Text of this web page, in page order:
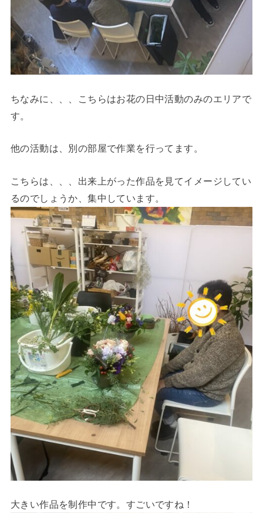
ちなみに、、、こちらはお花の日中活動のみのエリアで
す。
他の活動は、別の部屋で作業を行ってます。
こちらは、、、出来上がった作品を見てイメージしてい
るのでしょうか、集中しています。
大きい作品を制作中です。すごいですね！